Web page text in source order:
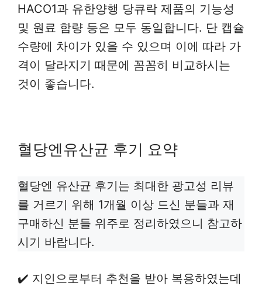
HACO1과 유한양행 당큐락 제품의 기능성
및 원료 함량 등은 모두 동일합니다. 단 캡슐
수량에 차이가 있을 수 있으며 이에 따라 가
격이 달라지기 때문에 꼼꼼히 비교하시는
것이 좋습니다.
혈당엔유산균 후기 요약
혈당엔 유산균 후기는 최대한 광고성 리뷰
를 거르기 위해 1개월 이상 드신 분들과 재
구매하신 분들 위주로 정리하였으니 참고하
시기 바랍니다.
✔️ 지인으로부터 추천을 받아 복용하였는데